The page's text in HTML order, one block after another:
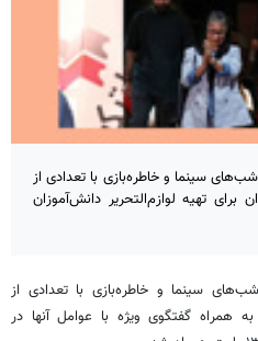
شب‌های سینما و خاطره‌بازی با تعدادی از
تهیه لوازم‌التحریر دانش‌آموزان
شب‌های سینما و خاطره‌بازی با تعدادی از
همراه گفتگوی ویژه با عوامل آنها در